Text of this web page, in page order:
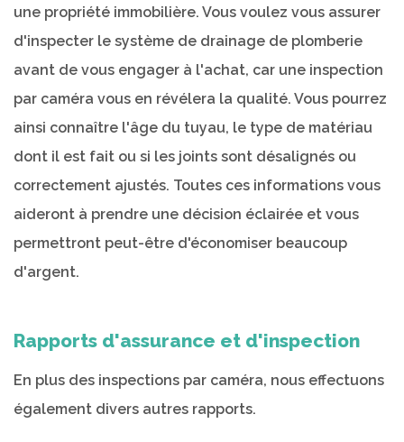
une propriété immobilière. Vous voulez vous assurer
d'inspecter le système de drainage de plomberie
avant de vous engager à l'achat, car une inspection
par caméra vous en révélera la qualité. Vous pourrez
ainsi connaître l'âge du tuyau, le type de matériau
dont il est fait ou si les joints sont désalignés ou
correctement ajustés. Toutes ces informations vous
aideront à prendre une décision éclairée et vous
permettront peut-être d'économiser beaucoup
d'argent.
Rapports d'assurance et d'inspection
En plus des inspections par caméra, nous effectuons
également divers autres rapports.